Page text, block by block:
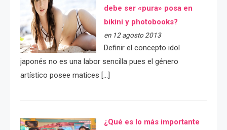
debe ser «pura» posa en
bikini y photobooks?
en 12 agosto 2013
Definir el concepto idol
japonés no es una labor sencilla pues el género
artístico posee matices […]
¿Qué es lo más importante